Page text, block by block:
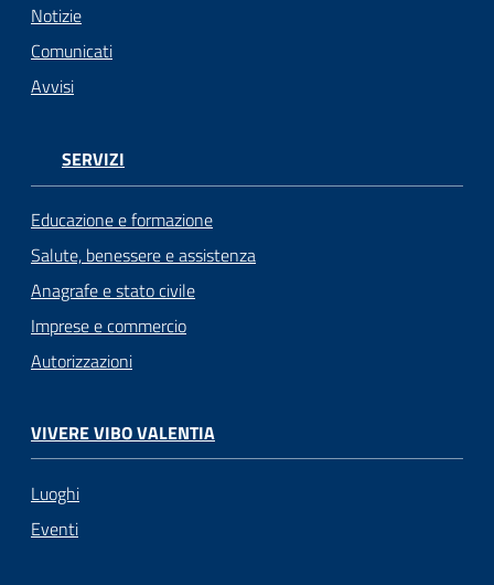
Notizie
Comunicati
Avvisi
SERVIZI
Educazione e formazione
Salute, benessere e assistenza
Anagrafe e stato civile
Imprese e commercio
Autorizzazioni
VIVERE VIBO VALENTIA
Luoghi
Eventi